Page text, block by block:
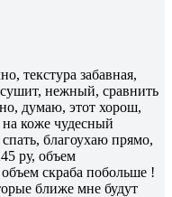
текстура забавная,
нежный, сравнить
думаю, этот хорош,
на коже чудесный
благоухаю прямо,
ру, объем
скраба побольше !
ближе мне будут